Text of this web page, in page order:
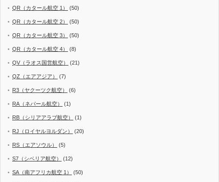
QR（カタール航空 1） (50)
QR（カタール航空 2） (50)
QR（カタール航空 3） (50)
QR（カタール航空 4） (8)
QV（ラオス国営航空） (21)
QZ（エアアジア） (7)
R3（ヤクーツク航空） (6)
RA（ネパール航空） (1)
RB（シリアアラブ航空） (1)
RJ（ロイヤルヨルダン） (20)
RS（エアソウル） (5)
S7（シベリア航空） (12)
SA（南アフリカ航空 1） (50)